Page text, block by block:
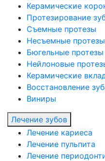
Керамические
Протезирование
Съемные протезы
Несъемные протезы
Бюгельные протезы
Нейлоновые
Керамические
Восстановление
Виниры
Лечение зубов
Лечение кариеса
Лечение пульпита
Лечение